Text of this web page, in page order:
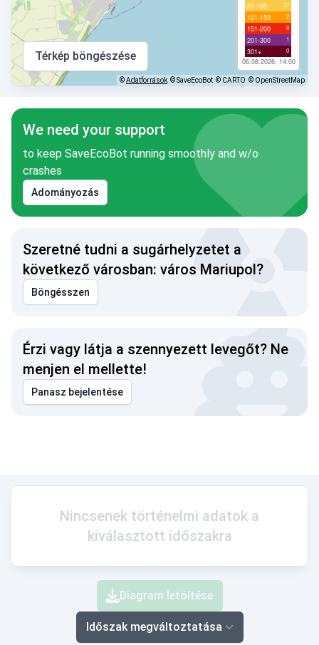
51-100 77
101-150 2
151-200 0
201-300 1
301+ 0
06.08.2026, 14:00
Térkép böngészése
©Adatforrások © SaveEcoBot © CARTO © OpenStreetMap
We need your support
to keep SaveEcoBot running smoothly and w/o
crashes
Adományozás
Szeretné tudni a sugárhelyzetet a
következő városban: város Mariupol?
Böngésszen
Érzi vagy látja a szennyezett levegőt? Ne
menjen el mellette!
Panasz bejelentése
Nincsenek történelmi adatok a
kiválasztott időszakra
Diagram letöltése
Időszak megváltoztatása